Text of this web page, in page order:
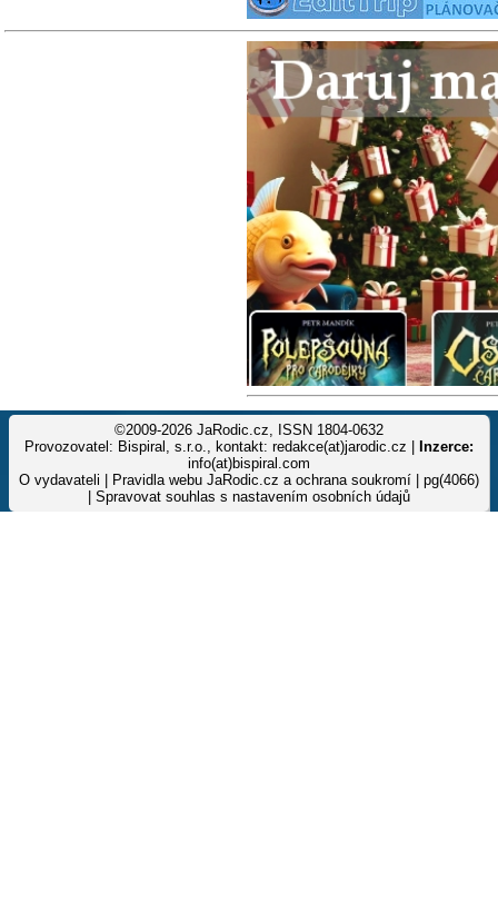
©2009-2026 JaRodic.cz, ISSN 1804-0632
Provozovatel: Bispiral, s.r.o., kontakt: redakce(at)jarodic.cz |
Inzerce:
info(at)bispiral.com
O vydavateli
Pravidla webu JaRodic.cz a ochrana soukromí | pg(4066)
Spravovat souhlas s nastavením osobních údajů